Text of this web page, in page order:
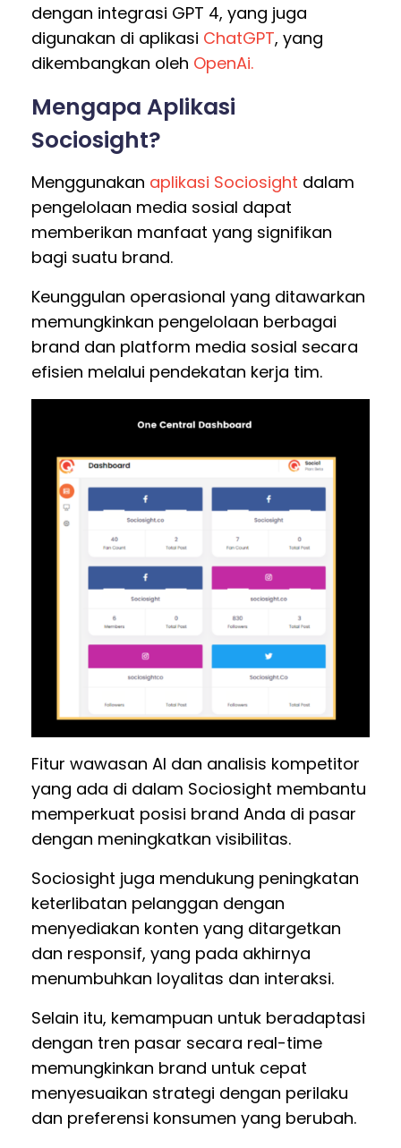
dengan integrasi GPT 4, yang juga
digunakan di aplikasi ChatGPT, yang
dikembangkan oleh OpenAi.
Mengapa Aplikasi
Sociosight?
Menggunakan aplikasi Sociosight dalam
pengelolaan media sosial dapat
memberikan manfaat yang signifikan
bagi suatu brand.
Keunggulan operasional yang ditawarkan
memungkinkan pengelolaan berbagai
brand dan platform media sosial secara
efisien melalui pendekatan kerja tim.
Fitur wawasan AI dan analisis kompetitor
yang ada di dalam Sociosight membantu
memperkuat posisi brand Anda di pasar
dengan meningkatkan visibilitas.
Sociosight juga mendukung peningkatan
keterlibatan pelanggan dengan
menyediakan konten yang ditargetkan
dan responsif, yang pada akhirnya
menumbuhkan loyalitas dan interaksi.
Selain itu, kemampuan untuk beradaptasi
dengan tren pasar secara real-time
memungkinkan brand untuk cepat
menyesuaikan strategi dengan perilaku
dan preferensi konsumen yang berubah.